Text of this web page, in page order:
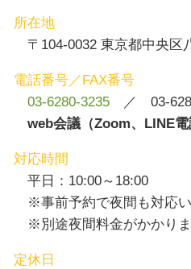
所在地
〒104-0032 東京都中央区
電話番号／FAX番号
03-6280-3235 ／ 03-
web会議（Zoom、LINE電
対応時間
平日：10:00～18:00
※事前予約で夜間も対応い
※別途夜間料金がかかりま
定休日